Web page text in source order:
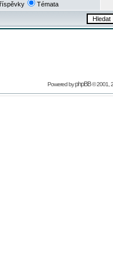
Témata
Powered byphpBB© 2001,